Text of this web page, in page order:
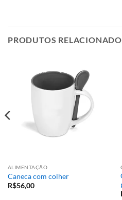
PRODUTOS
ALIMENTAÇÃO
Caneca com colher
R$56,00